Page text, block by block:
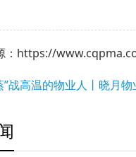
：https://
”战高温的物业人丨晓月